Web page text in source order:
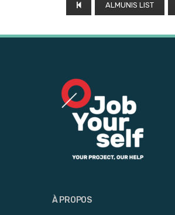
ALMUNIS LIST
À PROPOS